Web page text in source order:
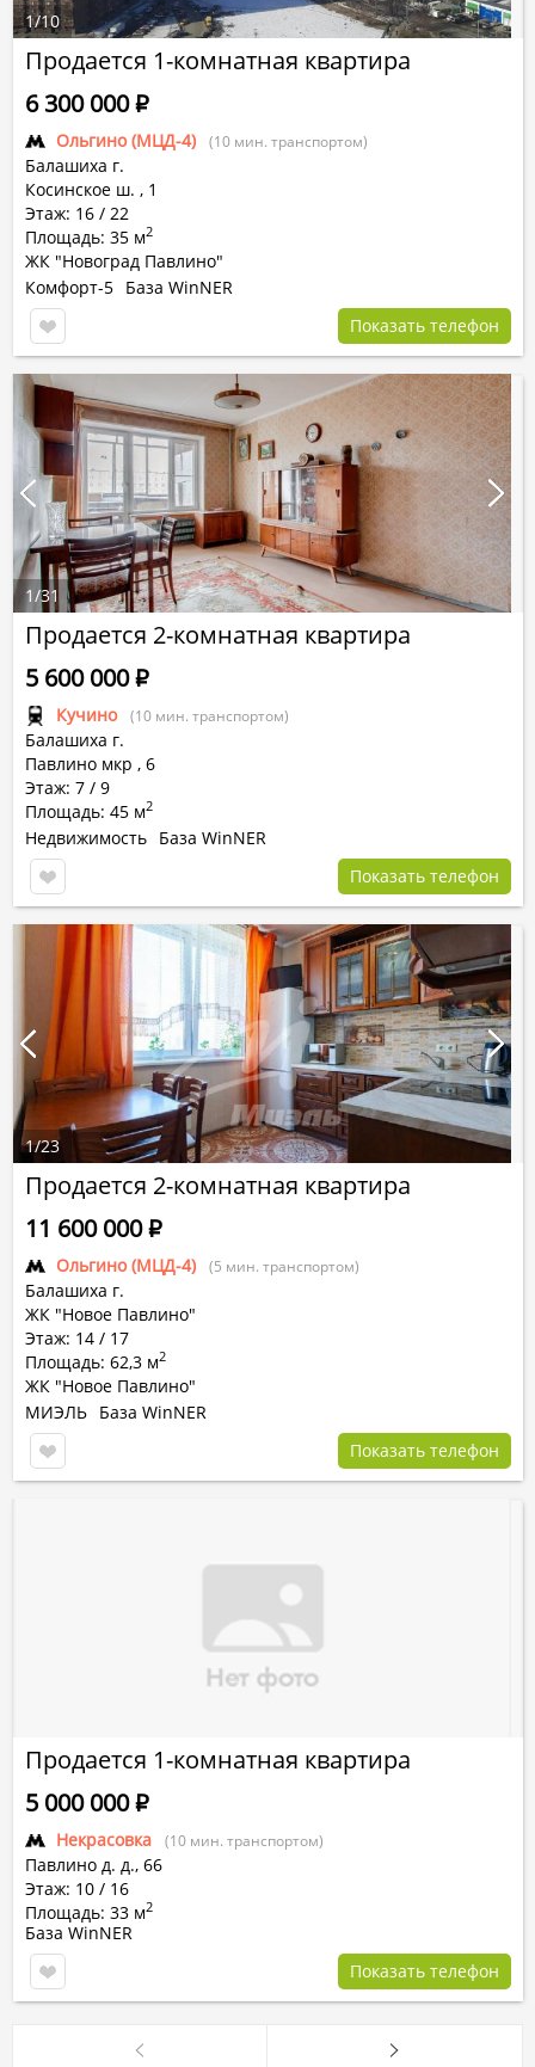
Продается 1-комнатная квартира
Ольгино (МЦД-4) (10 мин. транспортом)
Балашиха г.
Косинское ш. , 1
Этаж: 16 / 22
Площадь: 35 м2
ЖК "Новоград Павлино"
6 300 000Р
Комфорт-5 База WinNER
Показать телефон
1/10
Продается 2-комнатная квартира
Кучино (10 мин. транспортом)
Балашиха г.
Павлино мкр , 6
Этаж: 7 / 9
Площадь: 45 м2
5 600 000Р
Недвижимость База WinNER
Показать телефон
1/31
Продается 2-комнатная квартира
Ольгино (МЦД-4) (5 мин. транспортом)
Балашиха г.
ЖК "Новое Павлино"
Этаж: 14 / 17
Площадь: 62,3 м2
ЖК "Новое Павлино"
11 600 000Р
МИЭЛЬ База WinNER
Показать телефон
1/23
Продается 1-комнатная квартира
Некрасовка (10 мин. транспортом)
Павлино д. д., 66
Этаж: 10 / 16
Площадь: 33 м2
5 000 000Р
База WinNER
Показать телефон